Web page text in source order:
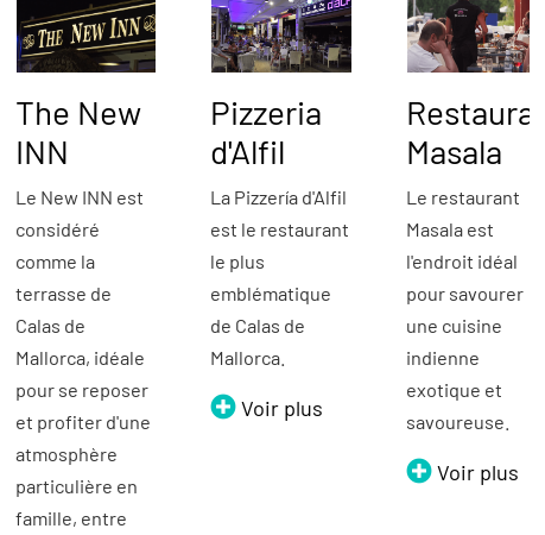
The New
INN
Le New INN est
considéré
comme la
terrasse de
Calas de
Mallorca, idéale
pour se reposer
et profiter d'une
atmosphère
particulière en
famille, entre
Pizzeria
d'Alfil
La Pizzería d'Alfil
est le restaurant
le plus
emblématique
de Calas de
Mallorca.
Voir plus
Restaurant
Masala
Le restaurant
Masala est
l'endroit idéal
pour savourer
une cuisine
indienne
exotique et
savoureuse.
Voir plus